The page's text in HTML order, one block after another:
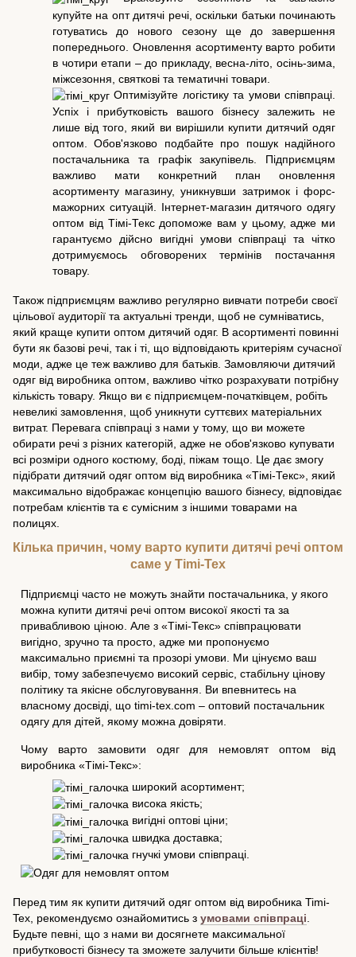
купуйте на опт дитячі речі, оскільки батьки починають
готуватись до нового сезону ще до завершення
попереднього. Оновлення асортименту варто робити
в чотири етапи – до прикладу, весна-літо, осінь-зима,
міжсезоння, святкові та тематичні товари.
Оптимізуйте логістику та умови співпраці.
Успіх і прибутковість вашого бізнесу залежить не
лише від того, який ви вирішили купити дитячий одяг
оптом. Обов'язково подбайте про пошук надійного
постачальника та графік закупівель. Підприємцям
важливо мати конкретний план оновлення
асортименту магазину, уникнувши затримок і форс-
мажорних ситуацій. Інтернет-магазин дитячого одягу
оптом від Тімі-Текс допоможе вам у цьому, адже ми
гарантуємо дійсно вигідні умови співпраці та чітко
дотримуємось обговорених термінів постачання
товару.
Також підприємцям важливо регулярно вивчати потреби своєї
цільової аудиторії та актуальні тренди, щоб не сумніватись,
який краще купити оптом дитячий одяг. В асортименті повинні
бути як базові речі, так і ті, що відповідають критеріям сучасної
моди, адже це теж важливо для батьків. Замовляючи дитячий
одяг від виробника оптом, важливо чітко розрахувати потрібну
кількість товару. Якщо ви є підприємцем-початківцем, робіть
невеликі замовлення, щоб уникнути суттєвих матеріальних
витрат. Перевага співпраці з нами у тому, що ви можете
обирати речі з різних категорій, адже не обов'язково купувати
всі розміри одного костюму, боді, піжам тощо. Це дає змогу
підібрати дитячий одяг оптом від виробника «Тімі-Текс», який
максимально відображає концепцію вашого бізнесу, відповідає
потребам клієнтів та є сумісним з іншими товарами на
полицях.
Кілька причин, чому варто купити дитячі речі оптом
саме у Timi-Tex
Підприємці часто не можуть знайти постачальника, у якого
можна купити дитячі речі оптом високої якості та за
привабливою ціною. Але з «Тімі-Текс» співпрацювати
вигідно, зручно та просто, адже ми пропонуємо
максимально приємні та прозорі умови. Ми цінуємо ваш
вибір, тому забезпечуємо високий сервіс, стабільну цінову
політику та якісне обслуговування. Ви впевнитесь на
власному досвіді, що timi-tex.com – оптовий постачальник
одягу для дітей, якому можна довіряти.
Чому варто замовити одяг для немовлят оптом від
виробника «Тімі-Текс»:
широкий асортимент;
висока якість;
вигідні оптові ціни;
швидка доставка;
гнучкі умови співпраці.
Перед тим як купити дитячий одяг оптом від виробника Timi-
Tex, рекомендуємо ознайомитись з умовами співпраці
Будьте певні, що з нами ви досягнете максимальної
прибутковості бізнесу та зможете залучити більше клієнтів!